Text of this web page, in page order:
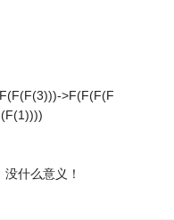
>F(F(F(F
什么意义！